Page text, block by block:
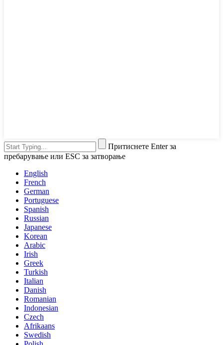
Притиснете Enter за
пребарување или ESC за затворање
English
French
German
Portuguese
Spanish
Russian
Japanese
Korean
Arabic
Irish
Greek
Turkish
Italian
Danish
Romanian
Indonesian
Czech
Afrikaans
Swedish